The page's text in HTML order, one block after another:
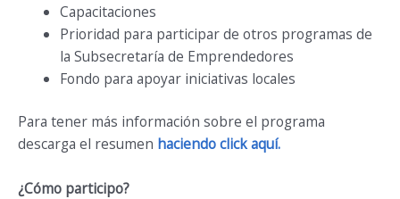
Capacitaciones
Prioridad para participar de otros programas de
la Subsecretaría de Emprendedores
Fondo para apoyar iniciativas locales
Para tener más información sobre el programa
descarga el resumen haciendo click aquí.
¿Cómo participo?